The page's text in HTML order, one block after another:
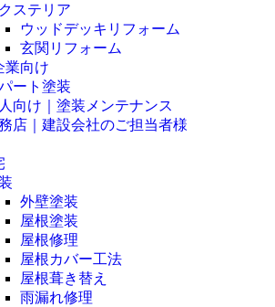
ステリア
ウッドデッキリフォーム
玄関リフォーム
業向け
ート塗装
向け｜塗装メンテナンス
店｜建設会社のご担当者様
外壁塗装
屋根塗装
屋根修理
屋根カバー工法
屋根葺き替え
雨漏れ修理